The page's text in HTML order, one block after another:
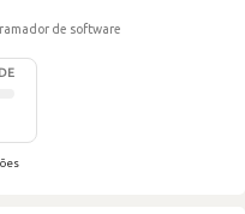
de software